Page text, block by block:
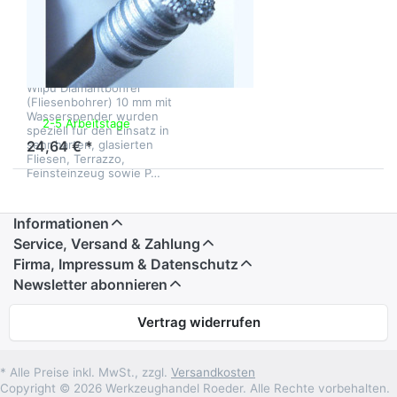
Diamantbohrer
(Fliesenbohrer)
10 mm
Wilpu Diamantbohrer
(Fliesenbohrer) 10 mm mit
Wasserspender wurden
speziell für den Einsatz in
sehr harten, glasierten
Fliesen, Terrazzo,
Feinsteinzeug sowie P…
2-5 Arbeitstage
24,64 € *
Informationen
Service, Versand & Zahlung
Firma, Impressum & Datenschutz
Newsletter abonnieren
Vertrag widerrufen
* Alle Preise inkl. MwSt., zzgl. Versandkosten
Copyright © 2026 Werkzeughandel Roeder. Alle Rechte vorbehalten.